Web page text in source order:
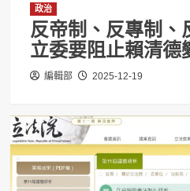
政治
反帝制、反專制、
立委要阻止賴清德
編輯部 2025-12-19